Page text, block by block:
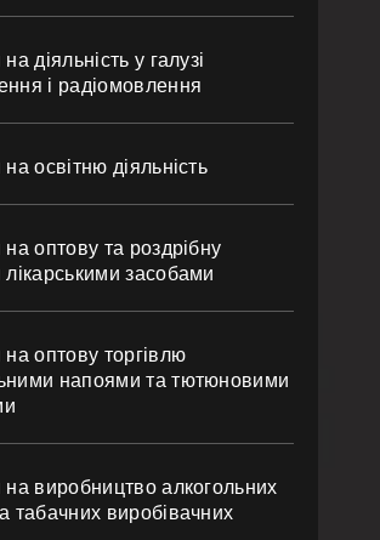
на діяльність у галузі
і радіомовлення
на освітню діяльність
на оптову та роздрібну
лікарськими засобами
на оптову торгівлю
напоями та тютюновими
на виробництво алкогольних
табачних виробівачних